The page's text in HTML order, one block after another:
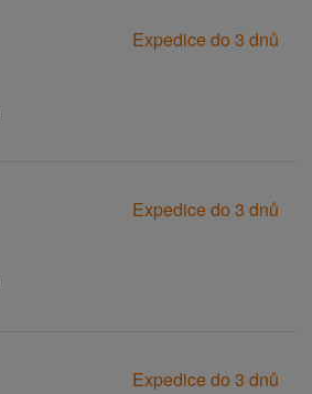
Expedice do 3 dnů
Expedice do 3 dnů
Expedice do 3 dnů